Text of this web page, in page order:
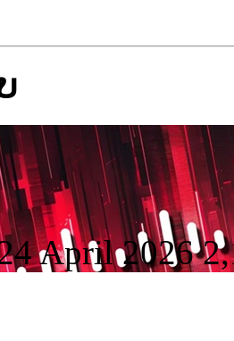
April 2026